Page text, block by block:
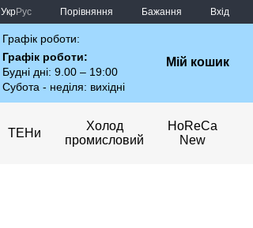
УкрРус Порівняння Бажання Вхід
Графік роботи:
Графік роботи:
Будні дні: 9.00 – 19:00
Субота - неділя: вихідні
Мій кошик
ТЕНи
Холод
промисловий
HoReCa
New